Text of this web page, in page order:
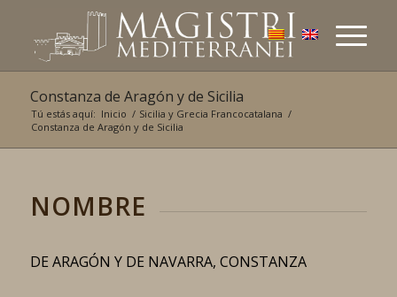
Constanza de Aragón y de Sicilia
Tú estás aquí: Inicio / Sicilia y Grecia Francocatalana /
Constanza de Aragón y de Sicilia
NOMBRE
DE ARAGÓN Y DE NAVARRA, CONSTANZA